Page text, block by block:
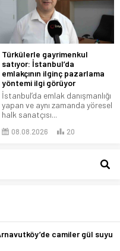
Türkülerle gayrimenkul
satıyor: İstanbul’da
emlakçının ilginç pazarlama
yöntemi ilgi görüyor
İstanbul’da emlak danışmanlığı
yapan ve aynı zamanda yöresel
halk sanatçısı...
08.08.2026 20
camiler gül suyu